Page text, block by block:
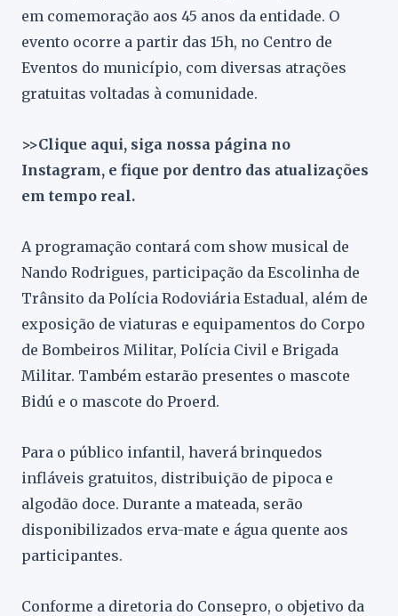
em comemoração aos 45 anos da entidade. O
evento ocorre a partir das 15h, no Centro de
Eventos do município, com diversas atrações
gratuitas voltadas à comunidade.
>>Clique aqui, siga nossa página no
Instagram, e fique por dentro das atualizações
em tempo real.
A programação contará com show musical de
Nando Rodrigues, participação da Escolinha de
Trânsito da Polícia Rodoviária Estadual, além de
exposição de viaturas e equipamentos do Corpo
de Bombeiros Militar, Polícia Civil e Brigada
Militar. Também estarão presentes o mascote
Bidú e o mascote do Proerd.
Para o público infantil, haverá brinquedos
infláveis gratuitos, distribuição de pipoca e
algodão doce. Durante a mateada, serão
disponibilizados erva-mate e água quente aos
participantes.
Conforme a diretoria do Consepro, o objetivo da